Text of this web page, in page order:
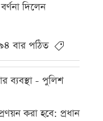
দিলেন
বার পঠিত
ব্যবস্থা - পুলিশ
করা হবে: প্রধান